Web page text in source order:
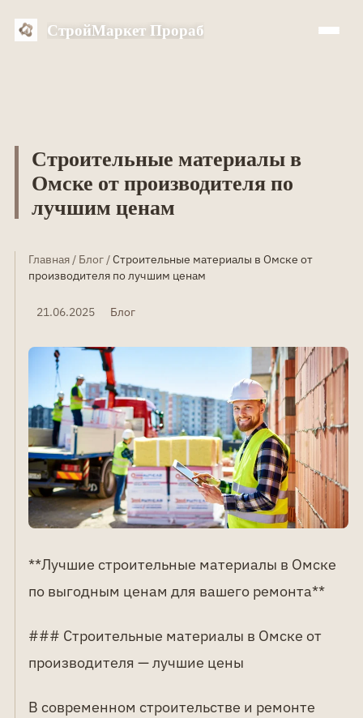
СтройМаркет Прораб
Строительные материалы в
Омске от производителя по
лучшим ценам
Главная/ Блог/Строительные материалы в Омске от
производителя по лучшим ценам
21.06.2025 Блог
**Лучшие строительные материалы в Омске
по выгодным ценам для вашего ремонта**
### Строительные материалы в Омске от
производителя — лучшие цены
В современном строительстве и ремонте